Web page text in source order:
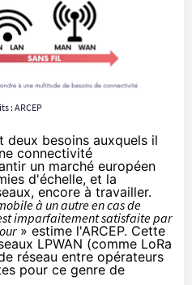
: ARCEP
deux besoins auxquels il
connectivité
un marché européen
d'échelle, et la
encore à travailler.
à un autre en cas de
imparfaitement satisfaite par
» estime l'ARCEP. Cette
LPWAN (comme LoRa
réseau entre opérateurs
pour ce genre de